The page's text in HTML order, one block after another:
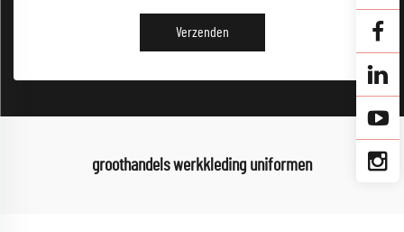
Verzenden
groothandels werkkleding uniformen